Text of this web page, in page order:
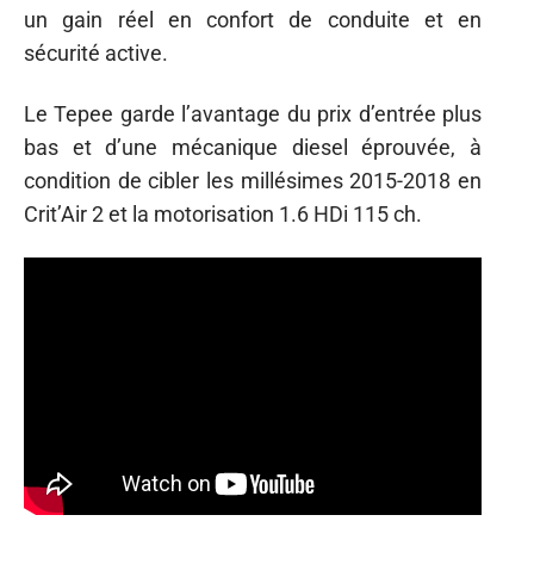
un gain réel en confort de conduite et en
sécurité active.
Le Tepee garde l’avantage du prix d’entrée plus
bas et d’une mécanique diesel éprouvée, à
condition de cibler les millésimes 2015-2018 en
Crit’Air 2 et la motorisation 1.6 HDi 115 ch.